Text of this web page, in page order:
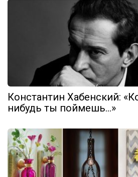
Константин Хабенский:
нибудь ты поймешь…»